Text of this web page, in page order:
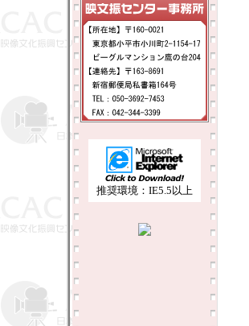
推奨環境：IE5.5以上